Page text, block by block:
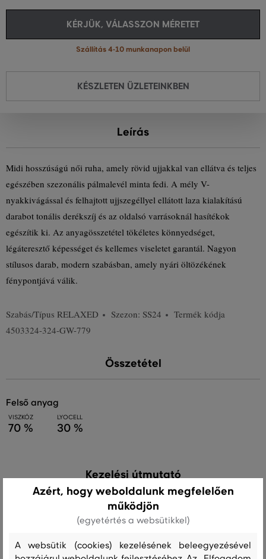
KÉRJÜK, VÁLASSZON MÉRETET
Szállítás 4-10 munkanapon belül
KÉSZLETEN ÜZLETEINKBEN
Leírás
Midi hosszúságú női ruha, amely rövid ujjakkal van ellátva és teljes
egészében szezonális pálmalevél minta fedi. A mély V-
nyakkivágással és felhajtott ujjszegéllyel ellátott laza kialakítású
darabot tonális derékszíj és az oldalsó varrásoknál hasítékok
egészítik ki. Az anyagösszetétel tökéletes könnyedséget,
légáteresztő képességet és kellemes viseletet garantál. Nagyon
stílusos darab, modern szabásban, amely nyári öltözékének
fénypontjává válik.
Szabás/Típus RELAXED Szezon: SS24
Termék kódja
4503324-324-GW-779
Összetétel
felső anyag
VISZKÓZ
70 %
LYOCELL
30 %
Kezelési útmutató
SZÁRÍTÁS
Azért, hogy weboldalunk megfelelően
működjön
(egyetértés a websütikkel)
A websütik (cookies) kezelésének beleegyezésével